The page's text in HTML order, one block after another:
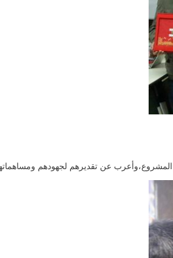
المشروع،وأعرب عن تقديرهم لجهودهم